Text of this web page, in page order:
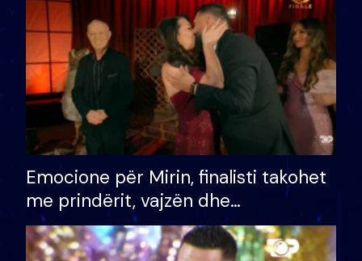
Emocione për Mirin, finalisti takohet
me prindërit, vajzën dhe
bashkëshorten: S’kemi ndonjë letër
divorci apo jo?